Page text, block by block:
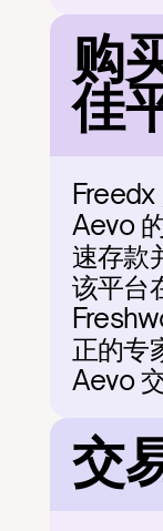
购
佳
Freedx
Aevo
速存款
该平台
正的专
Aevo
交